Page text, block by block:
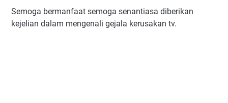
Semoga bermanfaat semoga senantiasa diberikan
kejelian dalam mengenali gejala kerusakan tv.